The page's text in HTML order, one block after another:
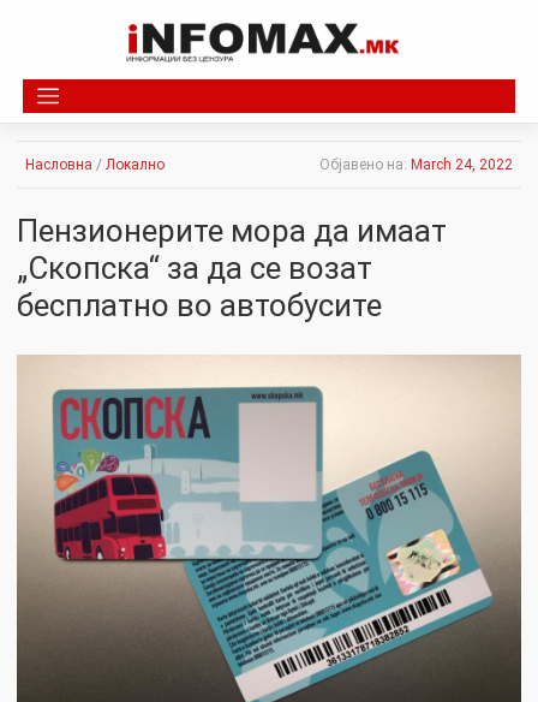
Насловна / Локално Објавено на: March 24, 2022
Пензионерите мора да имаат
„Скопска“ за да се возат
бесплатно во автобусите